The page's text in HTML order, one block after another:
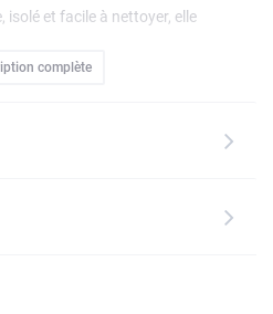
et facile à nettoyer, elle
avec fermeture éclair et sa
complète